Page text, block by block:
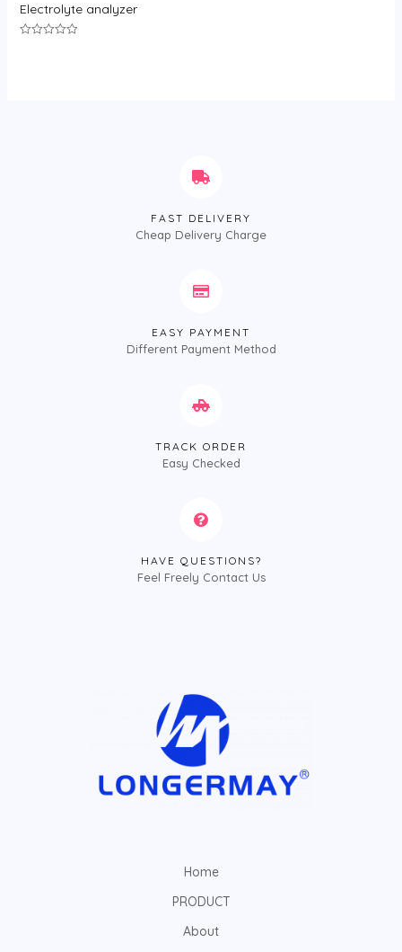
Electrolyte analyzer
FAST DELIVERY
Cheap Delivery Charge
EASY PAYMENT
Different Payment Method
TRACK ORDER
Easy Checked
HAVE QUESTIONS?
Feel Freely Contact Us
Home
PRODUCT
About